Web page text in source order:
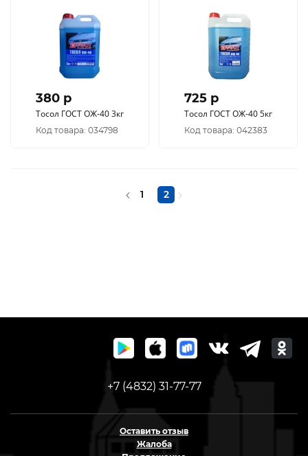
380 p
Тосол ГОСТ ОЖ-40 3кг
Код товара: 034798
725 p
Тосол ГОСТ ОЖ-40 5кг
Код товара: 042383
1 2
+7 (4832) 31-77-77
Оставить отзыв
Жалоба